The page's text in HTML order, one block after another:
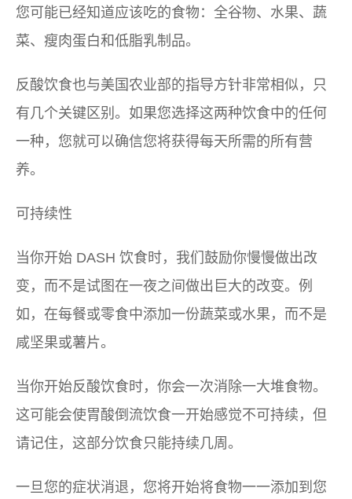
您可能已经知道应该吃的食物：全谷物、水果、蔬
菜、瘦肉蛋白和低脂乳制品。
反酸饮食也与美国农业部的指导方针非常相似，只
有几个关键区别。如果您选择这两种饮食中的任何
一种，您就可以确信您将获得每天所需的所有营
养。
可持续性
当你开始 DASH 饮食时，我们鼓励你慢慢做出改
变，而不是试图在一夜之间做出巨大的改变。例
如，在每餐或零食中添加一份蔬菜或水果，而不是
咸坚果或薯片。
当你开始反酸饮食时，你会一次消除一大堆食物。
这可能会使胃酸倒流饮食一开始感觉不可持续，但
请记住，这部分饮食只能持续几周。
一旦您的症状消退，您将开始将食物一一添加到您